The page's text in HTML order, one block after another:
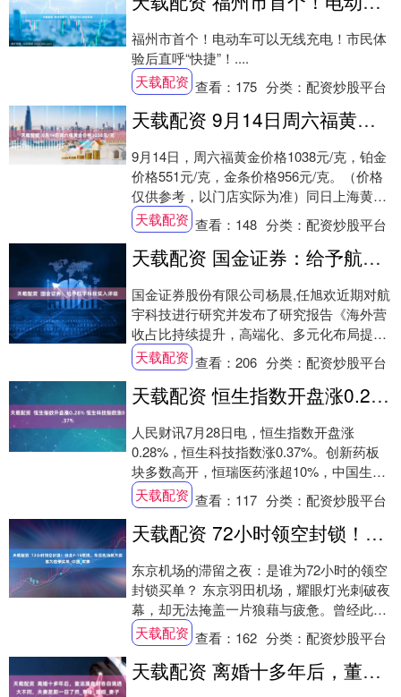
福州市首个！电动车可以无线充电！市民体
验后直呼“快捷”！....
天载配资 查看： 175 分类：配资炒股平台
天载配资 9月14日周六福黄金价格1038元/克
9月14日，周六福黄金价格1038元/克，铂金
价格551元/克，金条价格956元/克。（价格
仅供参考，以门店实际为准）同日上海黄金
交易所现货黄金AU9999最新....
天载配资 查看： 148 分类：配资炒股平台
天载配资 国金证券：给予航宇科技买入评级
国金证券股份有限公司杨晨,任旭欢近期对航
宇科技进行研究并发布了研究报告《海外营
收占比持续提升，高端化、多元化布局提
速》，给予航宇科技买入评级。 航宇科技
(688....
天载配资 查看：206 分类：配资炒股平台
天载配资 恒生指数开盘涨0.28% 恒生科技指数涨0.37%
人民财讯7月28日电，恒生指数开盘涨
0.28%，恒生科技指数涨0.37%。创新药板
块多数高开，恒瑞医药涨超10%，中国生物
制药涨超2%。....
天载配资 查看： 117 分类：配资炒股平台
天载配资 72小时领空封锁！日本F-15惹祸，东京机场数万旅客为官僚买单_中国_军事
东京机场的滞留之夜：是谁为72小时的领空
封锁买单？ 东京羽田机场，耀眼灯光刺破夜
幕，却无法掩盖一片狼藉与疲惫。曾经此起
彼伏的引擎轰鸣，被焦躁的低语和孩童的哭
闹所....
天载配资 查看： 162 分类：配资炒股平台
天载配资 离婚十多年后，董洁潘粤明各自境遇大不同，夫妻差距一目了然_事业_婚姻_妻子